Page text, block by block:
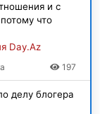
и с
что
Day.Az
197
делу блогера